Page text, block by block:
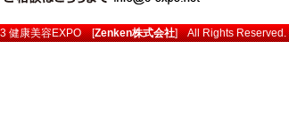
健康美容EXPO[Zenken株式会社] All Rights Reserved.